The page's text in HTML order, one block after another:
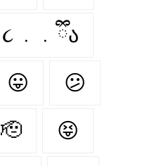
૮ ․ ․ ྀིა
😛 😕
🫡 😝